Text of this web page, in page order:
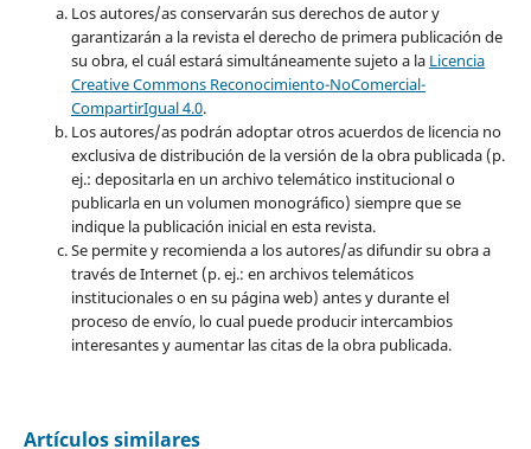
Los autores/as conservarán sus derechos de autor y
garantizarán a la revista el derecho de primera publicación de
su obra, el cuál estará simultáneamente sujeto a la Licencia
Creative Commons Reconocimiento-NoComercial-
CompartirIgual 4.0.
Los autores/as podrán adoptar otros acuerdos de licencia no
exclusiva de distribución de la versión de la obra publicada (p.
ej.: depositarla en un archivo telemático institucional o
publicarla en un volumen monográfico) siempre que se
indique la publicación inicial en esta revista.
Se permite y recomienda a los autores/as difundir su obra a
través de Internet (p. ej.: en archivos telemáticos
institucionales o en su página web) antes y durante el
proceso de envío, lo cual puede producir intercambios
interesantes y aumentar las citas de la obra publicada.
Artículos similares